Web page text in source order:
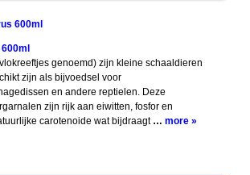
genoemd) zijn kleine schaaldieren
zijn als bijvoedsel voor
en andere reptielen. Deze
zijn rijk aan eiwitten, fosfor en
carotenoide wat bijdraagt … more »